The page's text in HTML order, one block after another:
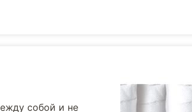
собой и не